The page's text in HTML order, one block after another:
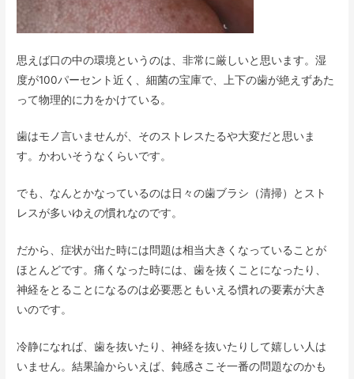
思えば口の中の環境というのは、非常に厳しいと思います。湿
度が100パーセント近く、細菌の宝庫で、上下の歯が絶えずあた
って物理的に力をかけている。
歯はモノ言いませんが、そのストレスたるや大変だと思いま
す。かわいそうなくらいです。
でも、なんとかなっているのは日々の歯ブラシ（清掃）とスト
レスが多いゆえの慣れなのです。
だから、症状が出た時には問題は相当大きくなっていることが
ほとんどです。痛くなった時には、歯を抜くことになったり、
神経をとることになるのは必要悪ともいえる慣れの要素が大き
いのです。
冷静になれば、歯を抜いたり、神経を抜いたりして嬉しい人は
いません。結果論からいえば、鈍感さこそ一番の問題なのかも